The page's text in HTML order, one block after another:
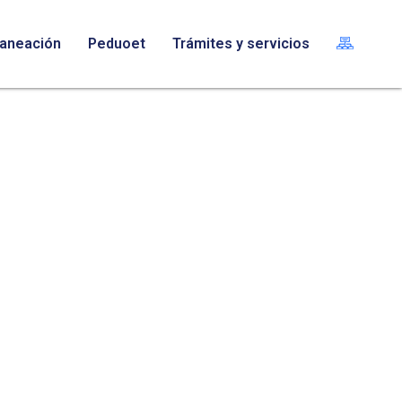
Peduoet Trámites y servicios